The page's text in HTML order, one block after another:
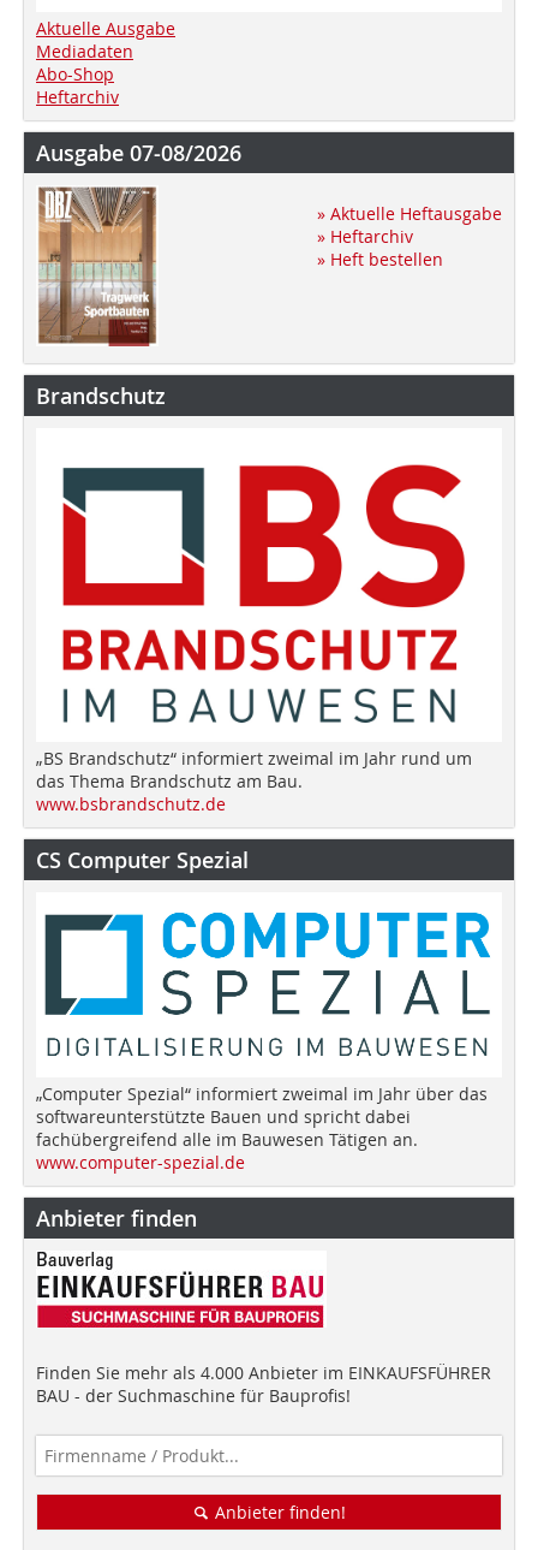
Aktuelle Ausgabe
Mediadaten
Abo-Shop
Heftarchiv
Ausgabe 07-08/2026
» Aktuelle Heftausgabe
» Heftarchiv
» Heft bestellen
Brandschutz
„BS Brandschutz“ informiert zweimal im Jahr rund um
das Thema Brandschutz am Bau.
www.bsbrandschutz.de
CS Computer Spezial
„Computer Spezial“ informiert zweimal im Jahr über das
softwareunterstützte Bauen und spricht dabei
fachübergreifend alle im Bauwesen Tätigen an.
www.computer-spezial.de
Anbieter finden
Finden Sie mehr als 4.000 Anbieter im EINKAUFSFÜHRER
BAU - der Suchmaschine für Bauprofis!
Anbieter finden!